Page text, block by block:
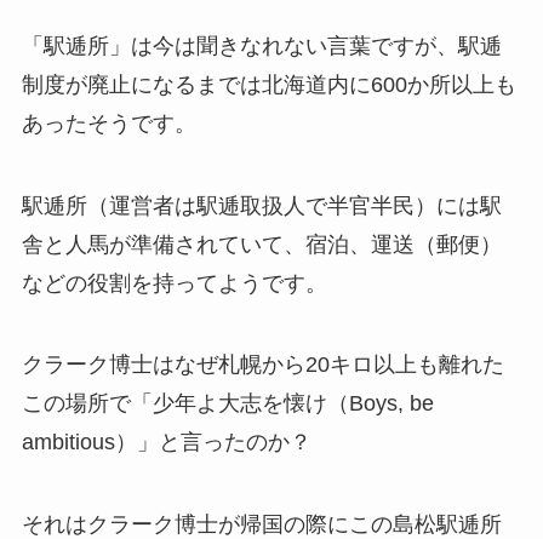
「駅逓所」は今は聞きなれない言葉ですが、駅逓
制度が廃止になるまでは北海道内に600か所以上も
あったそうです。
駅逓所（運営者は駅逓取扱人で半官半民）には駅
舎と人馬が準備されていて、宿泊、運送（郵便）
などの役割を持ってようです。
クラーク博士はなぜ札幌から20キロ以上も離れた
この場所で「少年よ大志を懐け（Boys, be
ambitious）」と言ったのか？
それはクラーク博士が帰国の際にこの島松駅逓所